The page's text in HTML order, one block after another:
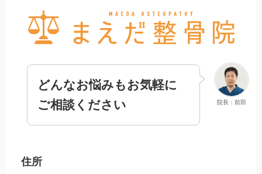
院長：前田
どんなお悩みもお気軽に
ご相談ください
住所